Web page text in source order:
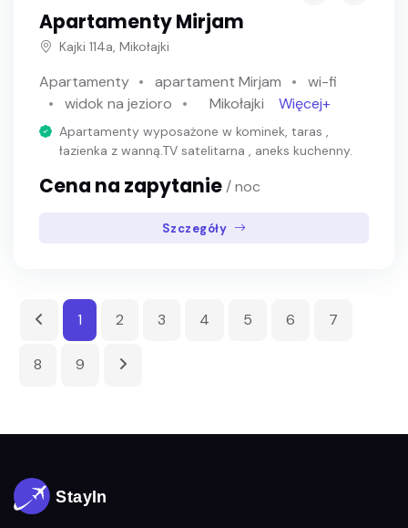
Apartamenty Mirjam
Kajki 114a, Mikołajki
Apartamenty apartament Mirjam
wi-fi
widok na jezioro
Mikołajki Więcej+
Apartamenty wyposażone w kominek, taras ,
łazienka z wanną.TV satelitarna , aneks kuchenny.
Cena na zapytanie / noc
Szczegóły
1 2 3 4 5 6 7
8 9